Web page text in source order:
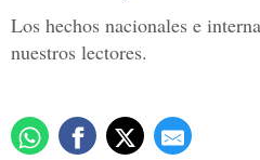
Los hechos nacionales e
nuestros lectores.